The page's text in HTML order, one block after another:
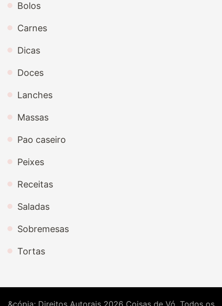
Bolos
Carnes
Dicas
Doces
Lanches
Massas
Pao caseiro
Peixes
Receitas
Saladas
Sobremesas
Tortas